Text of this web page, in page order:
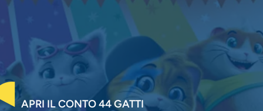
APRI IL CONTO 44 GATTI